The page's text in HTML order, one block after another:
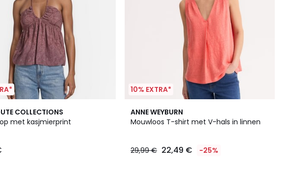
COLLECTIONS
met kasjmierprint
10% EXTRA*
ANNE WEYBURN
Mouwloos T-shirt met V-hals in linnen
29,99 € 22,49 € -25%
5
/